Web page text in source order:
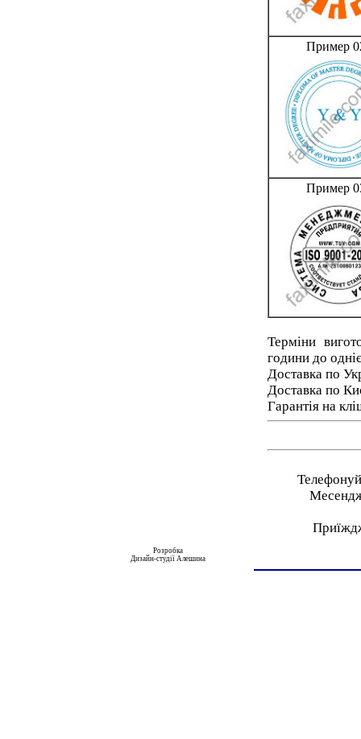
Пример
Пример
Терміни
години до
Доставка по
Доставка по
Гарантія на
Розробка
Дизайн-студії Алешина